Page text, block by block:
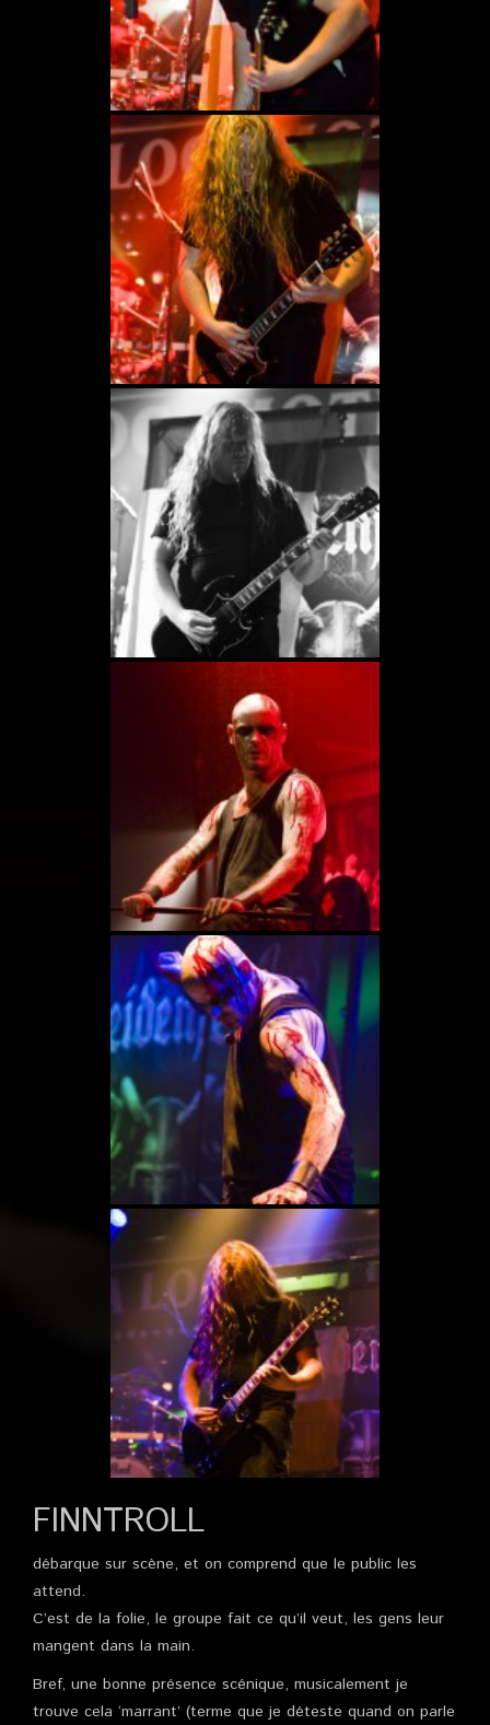
FINNTROLL
débarque sur scène, et on comprend que le public les
attend.
C’est de la folie, le groupe fait ce qu’il veut, les gens leur
mangent dans la main.
Bref, une bonne présence scénique, musicalement je
trouve cela ‘marrant’ (terme que je déteste quand on parle